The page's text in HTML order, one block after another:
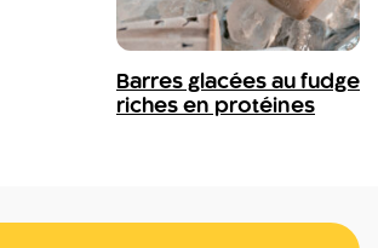
Barres glacées au fudge
riches en protéines